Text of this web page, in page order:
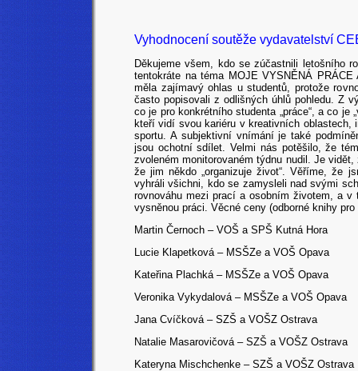
Vyhodnocení soutěže vydavatelství
Děkujeme všem, kdo se zúčastnili letošního
tentokráte na téma MOJE VYSNĚNÁ
měla zajímavý ohlas u studentů, protože
často popisovali z odlišných úhlů pohledu. Z
co je pro konkrétního studenta „práce“, a co
kteří vidí svou kariéru v kreativních oblastech,
sportu. A subjektivní vnímání je také
jsou ochotní sdílet. Velmi nás potěšilo, že
zvoleném monitorovaném týdnu nudil. Je
že jim někdo „organizuje život“. Věříme, že
vyhráli všichni, kdo se zamysleli nad svými
rovnováhu mezi prací a osobním životem, a
vysněnou práci. Věcné ceny (odborné knihy
Martin Černoch – VOŠ a SPŠ Kutná Hora
Lucie Klapetková – MSŠZe a VOŠ Opava
Kateřina Plachká – MSŠZe a VOŠ Opava
Veronika Vykydalová – MSŠZe a VOŠ Opava
Jana Cvíčková – SZŠ a VOŠZ Ostrava
Natalie Masarovičová – SZŠ a VOŠZ Ostrava
Kateryna Mischchenke – SZŠ a VOŠZ Ostrava